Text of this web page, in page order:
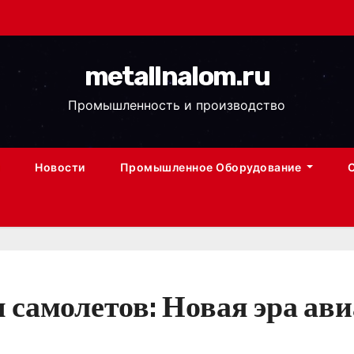
metallnalom.ru
Промышленность и производство
Новости Промышленное Оборудование
Новая эра